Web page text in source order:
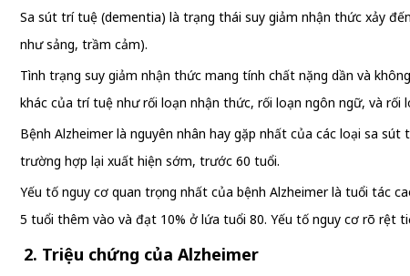
Sa sút trí tuệ (dementia) là trạng thái suy giảm nhận thức xảy
như sảng, trầm cảm).
Tình trạng suy giảm nhận thức mang tính chất nặng dần và
khác của trí tuệ như rối loạn nhận thức, rối loạn ngôn ngữ, và rối
Bệnh Alzheimer là nguyên nhân hay gặp nhất của các loại sa
trường hợp lại xuất hiện sớm, trước 60 tuổi.
Yếu tố nguy cơ quan trọng nhất của bệnh Alzheimer là tuổi tác
5 tuổi thêm vào và đạt 10% ở lứa tuổi 80. Yếu tố nguy cơ rõ rệt
2. Triệu chứng của Alzheimer